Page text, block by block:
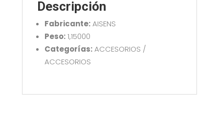
Descripción
Fabricante:AISENS
Peso:1,15000
Categorías:ACCESORIOS /
ACCESORIOS